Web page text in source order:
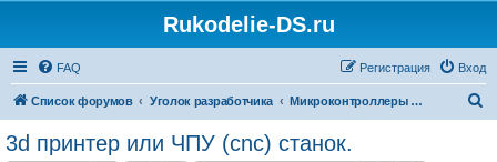
Rukodelie-DS.ru
FAQ Вход
Регистрация
Список форумов Уголок разработчика Микроконтроллеры и автоматизация
3d принтер или ЧПУ (cnc) станок.